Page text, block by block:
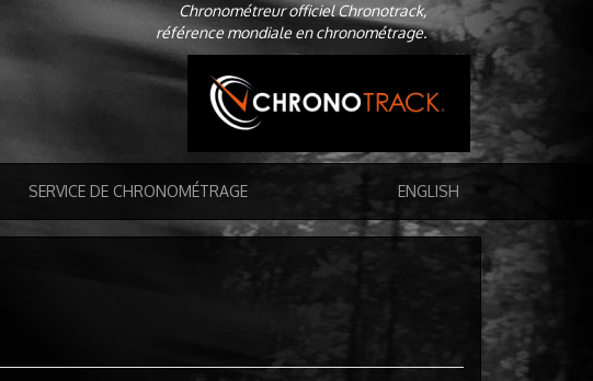
Chronométreur officiel Chronotrack,
référence mondiale en chronométrage.
SERVICE DE CHRONOMÉTRAGE ENGLISH